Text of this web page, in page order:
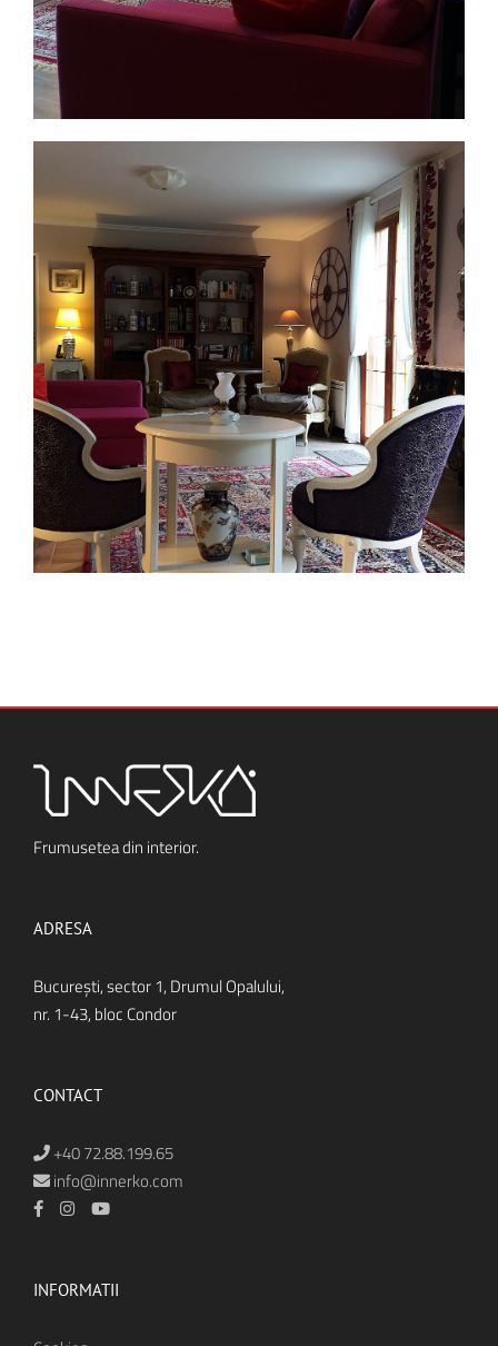
Frumusetea din interior.
ADRESA
Bucureşti, sector 1, Drumul Opalului,
nr. 1-43, bloc Condor
CONTACT
+40 72.88.199.65
info@innerko.com
INFORMATII